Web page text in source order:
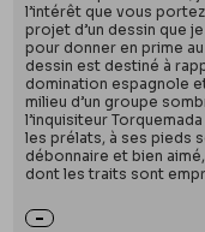
l’intérêt que vous
projet d’un dessin que
pour donner en prime
dessin est destiné à
domination espagnole
milieu d’un groupe
l’inquisiteur
les prélats, à ses pieds
débonnaire et bien
dont les traits sont